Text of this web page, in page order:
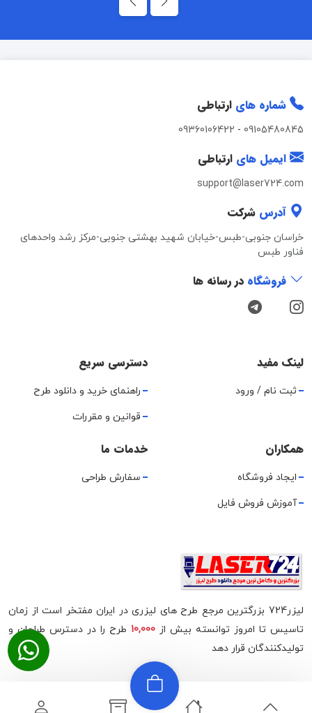
شماره های ارتباطی
09105480845
-
09360106422
ایمیل های ارتباطی
support@laser724.com
آدرس شرکت
خراسان جنوبی-طبس-خیابان شهید بهشتی جنوبی-مرکز رشد واحدهای
فناور طبس
فروشگاه در رسانه ها
لینک مفید
ثبت نام / ورود
دسترسی سریع
راهنمای خرید و دانلود طرح
قوانین و مقررات
همکاران
ایجاد فروشگاه
آموزش فروش فایل
خدمات ما
سفارش طراحی
لیزر724 بزرگترین مرجع طرح های لیزری در ایران مفتخر است از زمان
تاسیس تا امروز توانسته بیش از 10,000 طرح را در دسترس طراحان و
تولیدکنندگان قرار دهد